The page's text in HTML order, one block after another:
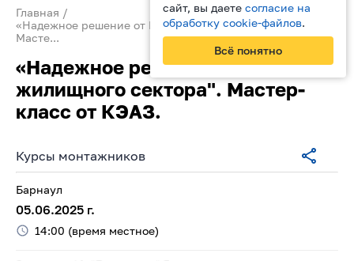
сайт, вы даете согласие на
обработку cookie-файлов.
Всё понятно
Главная
«Надежное решение от КЭАЗ для жилищного сектора".
Масте...
«Надежное решение от КЭАЗ для
жилищного сектора". Мастер-
класс от КЭАЗ.
Курсы монтажников
Барнаул
05.06.2025 г.
14:00 (время местное)